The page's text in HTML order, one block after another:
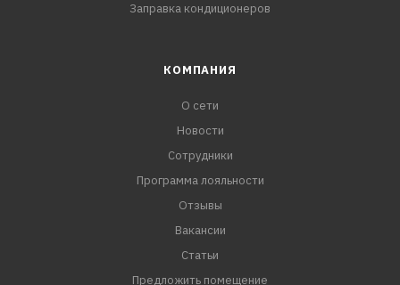
Заправка кондиционеров
КОМПАНИЯ
О сети
Новости
Сотрудники
Программа лояльности
Отзывы
Вакансии
Статьи
Предложить помещение